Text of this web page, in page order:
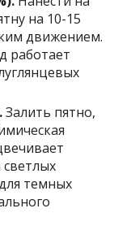
на 10-15
движением.
работает
Залить пятно,
темных